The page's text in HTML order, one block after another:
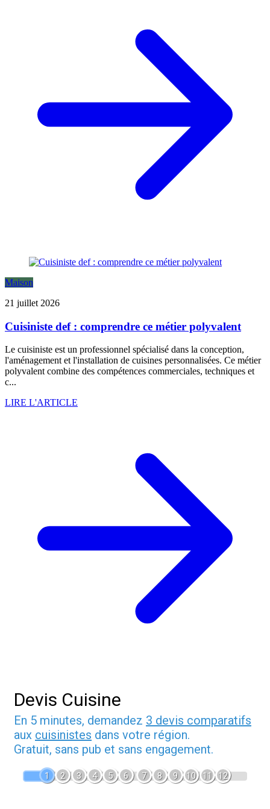
Maison
21 juillet 2026
Cuisiniste def : comprendre ce métier polyvalent
Le cuisiniste est un professionnel spécialisé dans la conception,
l'aménagement et l'installation de cuisines personnalisées. Ce métier
polyvalent combine des compétences commerciales, techniques et
c...
LIRE L'ARTICLE
Devis Cuisine
En 5 minutes, demandez 3 devis comparatifs
aux cuisinistes dans votre région.
Gratuit, sans pub et sans engagement.
1 2 3 4 5 6 7 8 9 10 11 12